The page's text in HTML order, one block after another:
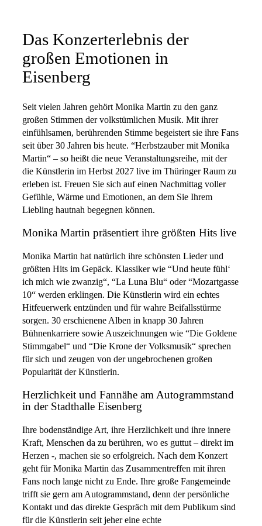
Das Konzerterlebnis der
großen Emotionen in
Eisenberg
Seit vielen Jahren gehört Monika Martin zu den ganz
großen Stimmen der volkstümlichen Musik. Mit ihrer
einfühlsamen, berührenden Stimme begeistert sie ihre Fans
seit über 30 Jahren bis heute. “Herbstzauber mit Monika
Martin“ – so heißt die neue Veranstaltungsreihe, mit der
die Künstlerin im Herbst 2027 live im Thüringer Raum zu
erleben ist. Freuen Sie sich auf einen Nachmittag voller
Gefühle, Wärme und Emotionen, an dem Sie Ihrem
Liebling hautnah begegnen können.
Monika Martin präsentiert ihre größten Hits live
Monika Martin hat natürlich ihre schönsten Lieder und
größten Hits im Gepäck. Klassiker wie “Und heute fühl‘
ich mich wie zwanzig“, “La Luna Blu“ oder “Mozartgasse
10“ werden erklingen. Die Künstlerin wird ein echtes
Hitfeuerwerk entzünden und für wahre Beifallsstürme
sorgen. 30 erschienene Alben in knapp 30 Jahren
Bühnenkarriere sowie Auszeichnungen wie “Die Goldene
Stimmgabel“ und “Die Krone der Volksmusik“ sprechen
für sich und zeugen von der ungebrochenen großen
Popularität der Künstlerin.
Herzlichkeit und Fannähe am Autogrammstand
in der Stadthalle Eisenberg
Ihre bodenständige Art, ihre Herzlichkeit und ihre innere
Kraft, Menschen da zu berühren, wo es guttut – direkt im
Herzen -, machen sie so erfolgreich. Nach dem Konzert
geht für Monika Martin das Zusammentreffen mit ihren
Fans noch lange nicht zu Ende. Ihre große Fangemeinde
trifft sie gern am Autogrammstand, denn der persönliche
Kontakt und das direkte Gespräch mit dem Publikum sind
für die Künstlerin seit jeher eine echte